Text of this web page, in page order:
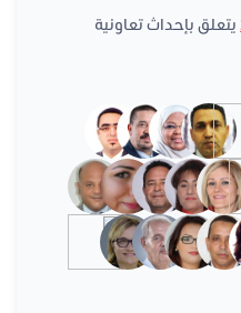
يتعلق بإحداث تعاونية